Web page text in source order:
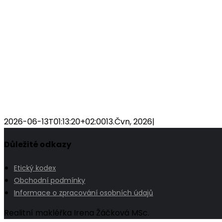
2026-06-13T01:13:20+02:0013.Čvn, 2026|
Důležité odkazy
Etický kodex
Obchodní podmínky
Informace o zpracování osobních údajů
Realitní makléřka Irena Žáčková MSc.